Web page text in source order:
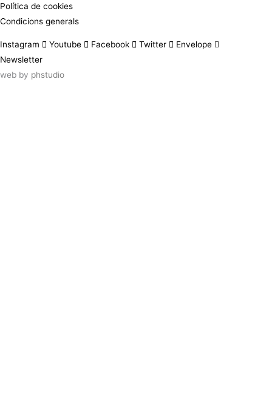
Política de cookies
Condicions generals
Instagram Youtube Facebook Twitter
Envelope
Newsletter
web by phstudio